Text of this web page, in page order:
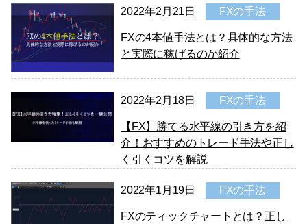
2022年2月21日 FXの手法
FXの4本値手法とは？具体的な方法
と実際に稼げるのか紹介
2022年2月18日 FXの手法
【FX】勝てる水平線の引き方を紹
介！おすすめのトレード手法や正し
く引くコツを解説
2022年1月19日 FXの手法
FXのティックチャートとは？正し